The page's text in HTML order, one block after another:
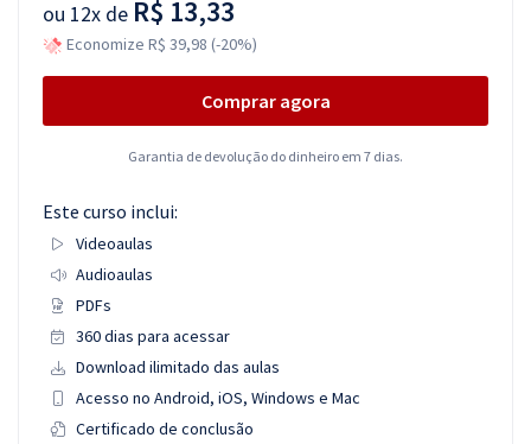
ou 12x de R$ 13,33
Economize R$ 39,98 (-20%)
Comprar agora
Garantia de devolução do dinheiro em 7 dias.
Este curso inclui:
Videoaulas
Audioaulas
PDFs
360 dias para acessar
Download ilimitado das aulas
Acesso no Android, iOS, Windows e Mac
Certificado de conclusão